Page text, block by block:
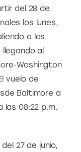
del 28 de
los lunes,
a las
al
Washington
vuelo de
Baltimore a
las 08:22 p.m.
27 de junio,